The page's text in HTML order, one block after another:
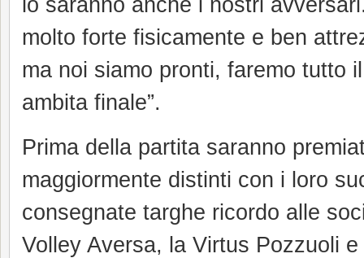
lo saranno anche i nostri
molto forte fisicamente e ben
ma noi siamo pronti, faremo tutto
ambita finale”.
Prima della partita saranno
maggiormente distinti con i loro
consegnate targhe ricordo alle
Volley Aversa, la Virtus Pozzuoli